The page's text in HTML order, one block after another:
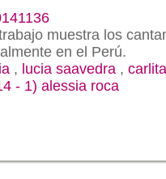
muestra los
en el Perú.
, lucia saavedra ,
- 1) alessia roca